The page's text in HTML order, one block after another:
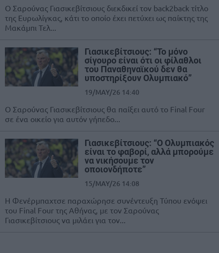
Ο Σαρούνας Γιασικεβίτσιους διεκδικεί τον back2back τίτλο
της Ευρωλίγκας, κάτι το οποίο έχει πετύχει ως παίκτης της
Μακάμπι Τελ...
Γιασικεβίτσιους: “Το μόνο
σίγουρο είναι ότι οι φίλαθλοι
του Παναθηναϊκού δεν θα
υποστηρίξουν Ολυμπιακό”
19/MAY/26 14:40
Ο Σαρούνας Γιασικεβίτσιους θα παίξει αυτό το Final Four
σε ένα οικείο για αυτόν γήπεδο...
Γιασικεβίτσιους: “Ο Ολυμπιακός
είναι το φαβορί, αλλά μπορούμε
να νικήσουμε τον
οποιονδήποτε”
15/MAY/26 14:08
Η Φενέρμπαχτσε παραχώρησε συνέντευξη Τύπου ενόψει
του Final Four της Αθήνας, με τον Σαρούνας
Γιασικεβίτσιους να μιλάει για τον...